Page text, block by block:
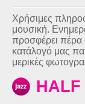
Χρήσιμες
μουσική.
προσφέρει πέρα
κατάλογό μας
μερικές